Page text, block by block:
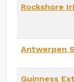
Rockshore
Antwerpen
Guinness